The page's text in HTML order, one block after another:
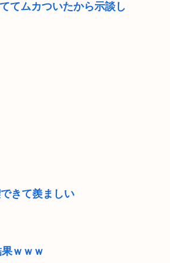
てムカついたから示談し
きて羨ましい
ｗｗｗ